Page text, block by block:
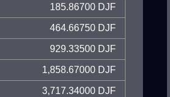
185.86700 DJF
464.66750 DJF
929.33500 DJF
1,858.67000 DJF
3,717.34000 DJF